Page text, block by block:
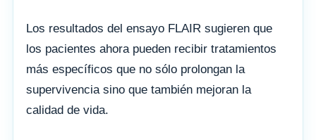
Los resultados del ensayo FLAIR sugieren que
los pacientes ahora pueden recibir tratamientos
más específicos que no sólo prolongan la
supervivencia sino que también mejoran la
calidad de vida.